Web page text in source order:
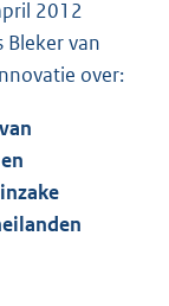
2012
Bleker van
over: